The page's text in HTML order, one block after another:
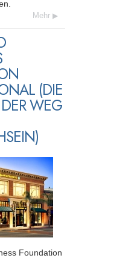
Mehr
(DIE
WEG
Foundation